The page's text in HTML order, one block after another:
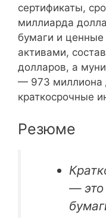
сертификаты,
миллиарда
бумаги и
активами,
долларов, а
— 973 миллиона
краткосрочные
Резюме
—